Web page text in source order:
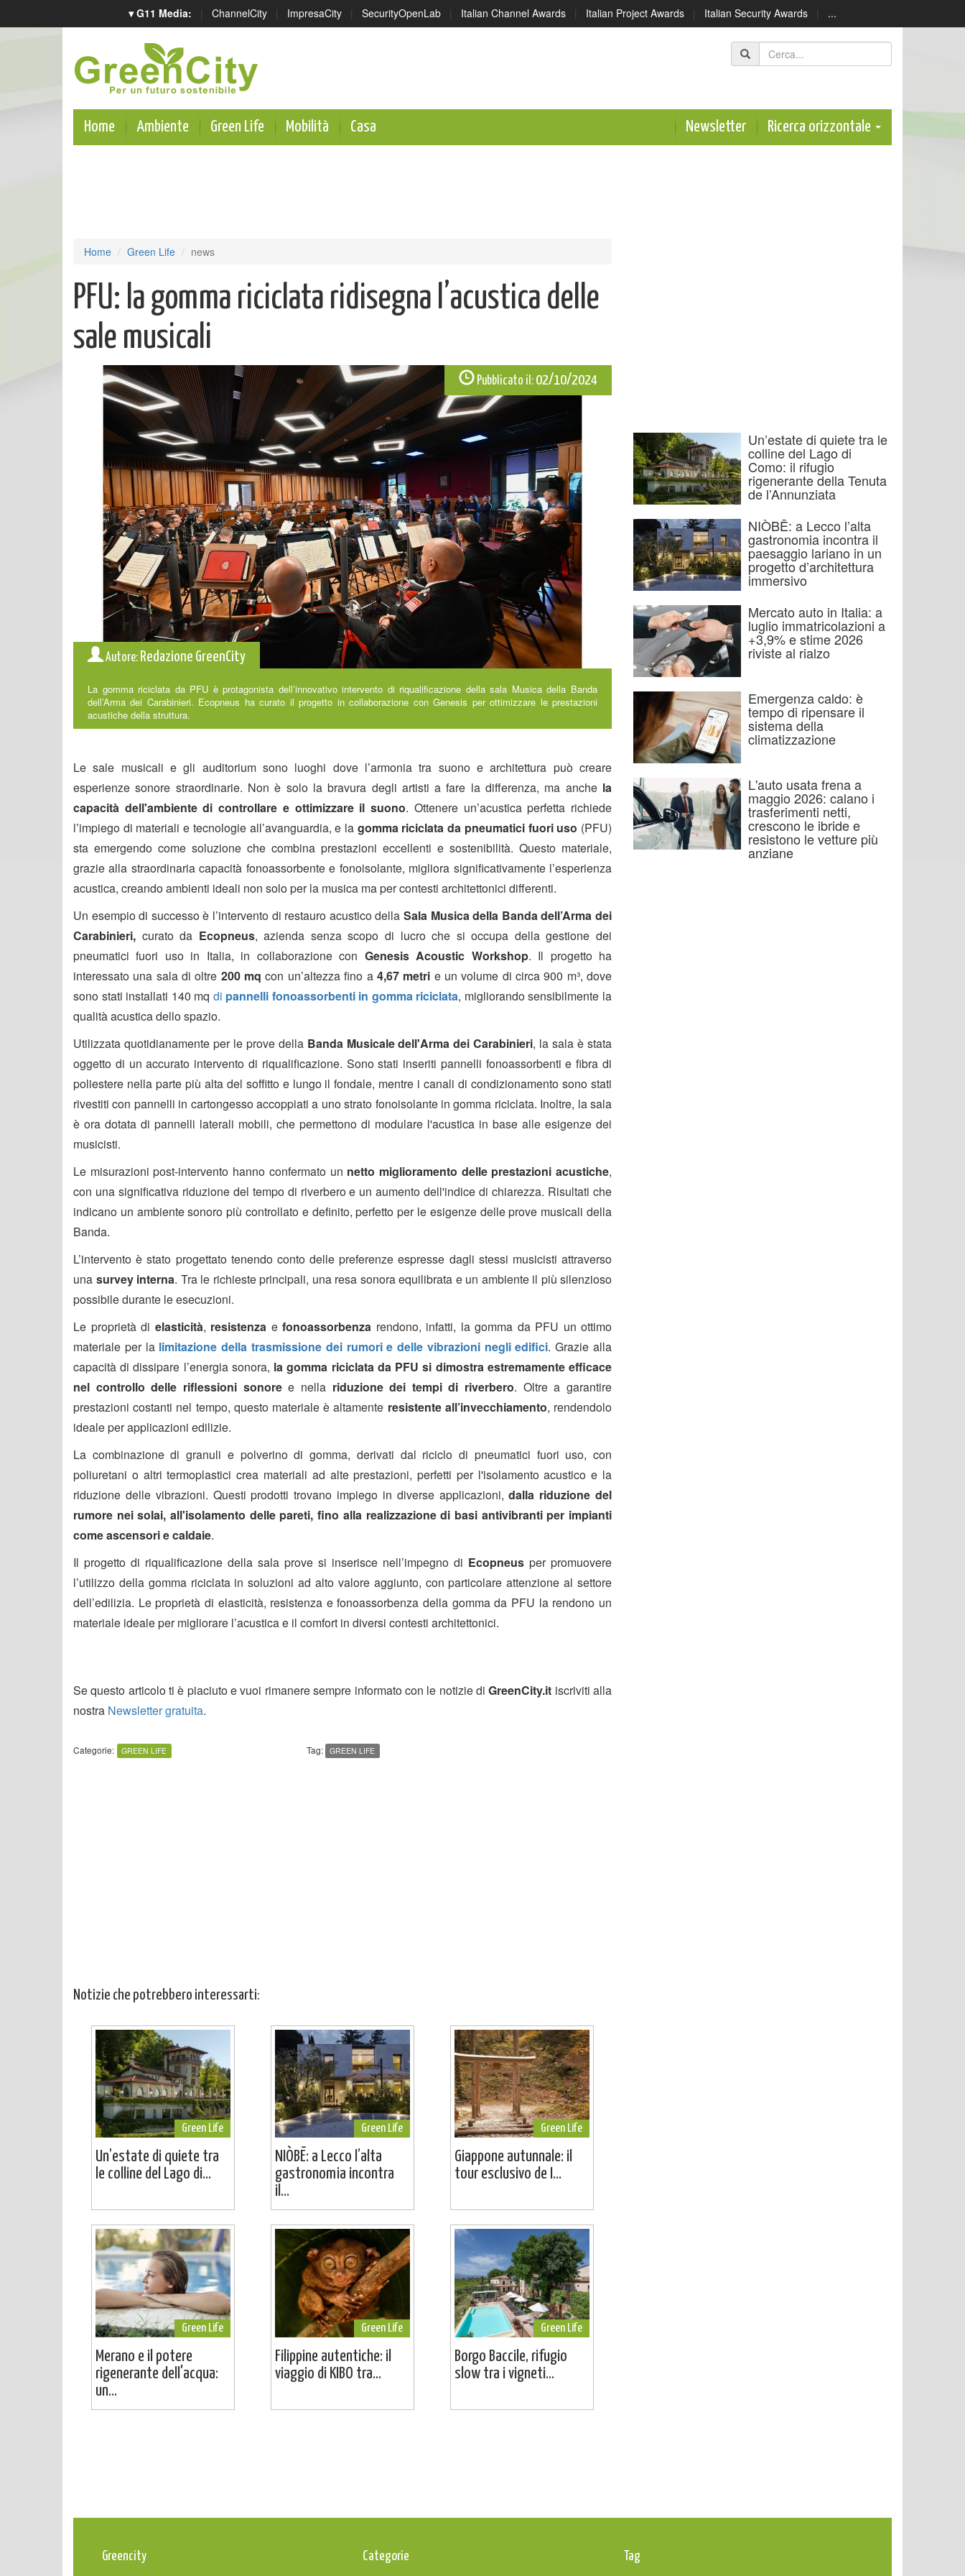
▾ G11 Media: | ChannelCity | ImpresaCity | SecurityOpenLab | Italian Channel Awards | Italian Project Awards | Italian Security Awards | ...
Home Ambiente Green Life Mobilità Casa Newsletter Ricerca orizzontale
Home Green Life news
PFU: la gomma riciclata ridisegna l’acustica delle
sale musicali
Pubblicato il: 02/10/2024
Autore: Redazione GreenCity
La gomma riciclata da PFU è protagonista dell’innovativo intervento di riqualificazione della sala Musica della Banda
dell’Arma dei Carabinieri. Ecopneus ha curato il progetto in collaborazione con Genesis per ottimizzare le prestazioni
acustiche della struttura.
Le sale musicali e gli auditorium sono luoghi dove l’armonia tra suono e architettura può creare
esperienze sonore straordinarie. Non è solo la bravura degli artisti a fare la differenza, ma anche la
capacità dell'ambiente di controllare e ottimizzare il suono. Ottenere un’acustica perfetta richiede
l’impiego di materiali e tecnologie all’avanguardia, e la gomma riciclata da pneumatici fuori uso (PFU)
sta emergendo come soluzione che combina prestazioni eccellenti e sostenibilità. Questo materiale,
grazie alla straordinaria capacità fonoassorbente e fonoisolante, migliora significativamente l’esperienza
acustica, creando ambienti ideali non solo per la musica ma per contesti architettonici differenti.
Un esempio di successo è l’intervento di restauro acustico della Sala Musica della Banda dell’Arma dei
Carabinieri, curato da Ecopneus, azienda senza scopo di lucro che si occupa della gestione dei
pneumatici fuori uso in Italia, in collaborazione con Genesis Acoustic Workshop. Il progetto ha
interessato una sala di oltre 200 mqcon un’altezza fino a 4,67 metri e un volume di circa 900 m³, dove
sono stati installati 140 mq di pannelli fonoassorbenti in gomma riciclata, migliorando sensibilmente la
qualità acustica dello spazio.
Utilizzata quotidianamente per le prove della Banda Musicale dell'Arma dei Carabinieri, la sala è stata
oggetto di un accurato intervento di riqualificazione. Sono stati inseriti pannelli fonoassorbenti e fibra di
poliestere nella parte più alta del soffitto e lungo il fondale, mentre i canali di condizionamento sono stati
rivestiti con pannelli in cartongesso accoppiati a uno strato fonoisolante in gomma riciclata. Inoltre, la sala
è ora dotata di pannelli laterali mobili, che permettono di modulare l'acustica in base alle esigenze dei
musicisti.
Le misurazioni post-intervento hanno confermato un netto miglioramento delle prestazioni acustiche,
con una significativa riduzione del tempo di riverbero e un aumento dell'indice di chiarezza. Risultati che
indicano un ambiente sonoro più controllato e definito, perfetto per le esigenze delle prove musicali della
Banda.
L’intervento è stato progettato tenendo conto delle preferenze espresse dagli stessi musicisti attraverso
una survey interna. Tra le richieste principali, una resa sonora equilibrata e un ambiente il più silenzioso
possibile durante le esecuzioni.
Le proprietà di elasticità, resistenza e fonoassorbenza rendono, infatti, la gomma da PFU un ottimo
materiale per la limitazione della trasmissione dei rumori e delle vibrazioni negli edifici. Graziealla
capacità di dissipare l’energia sonora, la gomma riciclata da PFU si dimostra estremamente efficace
nel controllo delle riflessioni sonoree nella riduzione dei tempi di riverbero. Oltre a garantire
prestazioni costanti nel tempo, questo materiale è altamente resistente all’invecchiamento, rendendolo
ideale per applicazioni edilizie.
La combinazione di granuli e polverino di gomma, derivati dal riciclo di pneumatici fuori uso, con
poliuretani o altri termoplastici crea materiali ad alte prestazioni, perfetti per l'isolamento acustico e la
riduzione delle vibrazioni. Questi prodotti trovano impiego in diverse applicazioni,dalla riduzione del
rumore nei solai, all'isolamento delle pareti, fino alla realizzazione di basi antivibranti per impianti
come ascensori e caldaie.
Il progetto di riqualificazione della sala prove si inserisce nell’impegno di Ecopneus per promuovere
l’utilizzo della gomma riciclata in soluzioni ad alto valore aggiunto, con particolare attenzione al settore
dell’edilizia. Le proprietà di elasticità, resistenza e fonoassorbenza della gomma da PFU la rendono un
materiale ideale per migliorare l’acustica e il comfort in diversi contesti architettonici.
Se questo articolo ti è piaciuto e vuoi rimanere sempre informato con le notizie diGreenCity.it iscriviti alla
nostra Newsletter gratuita.
Categorie: GREEN LIFE Tag: GREEN LIFE
Notizie che potrebbero interessarti:
Green Life
Un’estate di quiete tra
le colline del Lago di...
Green Life
NIÒBĒ: a Lecco l’alta
gastronomia incontra
il...
Green Life
Giappone autunnale: il
tour esclusivo de I...
Green Life
Merano e il potere
rigenerante dell'acqua:
un...
Green Life
Filippine autentiche: il
viaggio di KIBO tra...
Green Life
Borgo Baccile, rifugio
slow tra i vigneti...
Un’estate di quiete tra le
colline del Lago di
Como: il rifugio
rigenerante della Tenuta
de l’Annunziata
NIÒBĒ: a Lecco l’alta
gastronomia incontra il
paesaggio lariano in un
progetto d’architettura
immersivo
Mercato auto in Italia: a
luglio immatricolazioni a
+3,9% e stime 2026
riviste al rialzo
Emergenza caldo: è
tempo di ripensare il
sistema della
climatizzazione
L'auto usata frena a
maggio 2026: calano i
trasferimenti netti,
crescono le ibride e
resistono le vetture più
anziane
Greencity Categorie Tag